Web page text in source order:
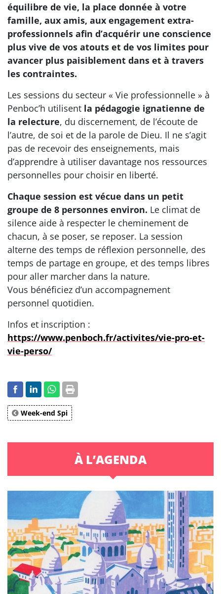
équilibre de vie, la place donnée à votre
famille, aux amis, aux engagement extra-
professionnels afin d’acquérir une conscience
plus vive de vos atouts et de vos limites pour
avancer plus paisiblement dans et à travers
les contraintes.
Les sessions du secteur « Vie professionnelle » à
Penboc’h utilisent la pédagogie ignatienne de
la relecture, du discernement, de l’écoute de
l’autre, de soi et de la parole de Dieu. Il ne s’agit
pas de recevoir des enseignements, mais
d’apprendre à utiliser davantage nos ressources
personnelles pour choisir en liberté.
Chaque session est vécue dans un petit
groupe de 8 personnes environ. Le climat de
silence aide à respecter le cheminement de
chacun, à se poser, se reposer. La session
alterne des temps de réflexion personnelle, des
temps de partage en groupe, et des temps libres
pour aller marcher dans la nature.
Vous bénéficiez d’un accompagnement
personnel quotidien.
Infos et inscription :
https://www.penboch.fr/activites/vie-pro-et-
vie-perso/
Week-end Spi
À L’AGENDA